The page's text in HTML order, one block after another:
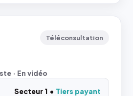
Téléconsultation
· En vidéo
Secteur 1
Tiers payant